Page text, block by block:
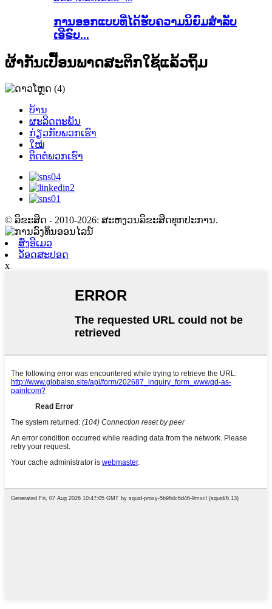
ການອອກແບບທີ່ໄດ້ຮັບຄວາມນິຍົມສຳລັບ
ເອີຣົບ...
ຜ້າກັນເປື້ອນພາດສະຕິກໃຊ້ແລ້ວຖິ້ມ
ບ້ານ
ຜະລິດຕະພັນ
ກ່ຽວກັບພວກເຮົາ
ໃໝ່
ຕິດຕໍ່ພວກເຮົາ
© ລິຂະສິດ - 2010-2026: ສະຫງວນລິຂະສິດທຸກປະການ.
ສົ່ງອີເມວ
ວັອດສະປອດ
x